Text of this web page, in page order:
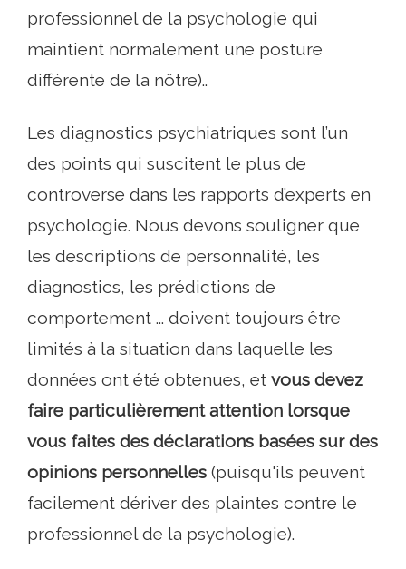
professionnel de la psychologie qui
maintient normalement une posture
différente de la nôtre)..
Les diagnostics psychiatriques sont l’un
des points qui suscitent le plus de
controverse dans les rapports d’experts en
psychologie. Nous devons souligner que
les descriptions de personnalité, les
diagnostics, les prédictions de
comportement ... doivent toujours être
limités à la situation dans laquelle les
données ont été obtenues, et vous devez
faire particulièrement attention lorsque
vous faites des déclarations basées sur des
opinions personnelles (puisqu'ils peuvent
facilement dériver des plaintes contre le
professionnel de la psychologie).